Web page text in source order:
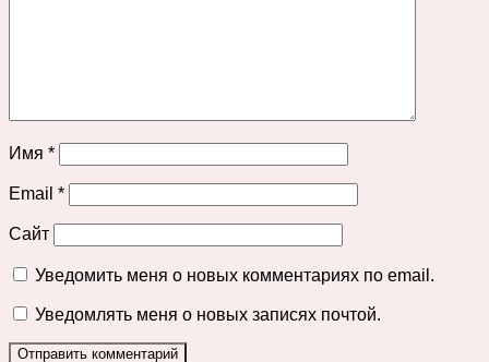
Имя *
Email *
Сайт
Уведомить меня о новых комментариях по email.
Уведомлять меня о новых записях почтой.